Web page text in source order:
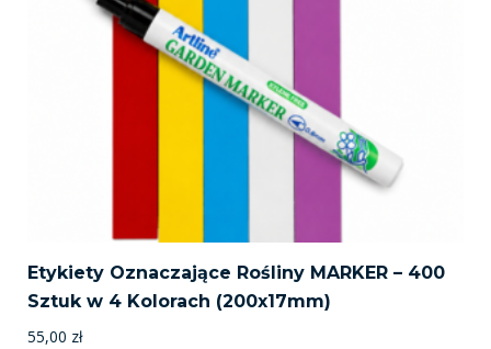
Etykiety Oznaczające Rośliny MARKER – 400
Sztuk w 4 Kolorach (200x17mm)
55,00 zł